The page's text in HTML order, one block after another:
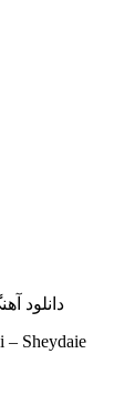
دانلود
– Sheydaie